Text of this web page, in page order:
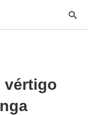
vértigo